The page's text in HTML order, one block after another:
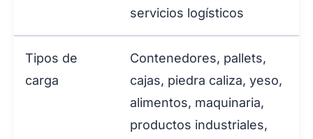
servicios logísticos
Tipos de
carga
Contenedores, pallets,
cajas, piedra caliza, yeso,
alimentos, maquinaria,
productos industriales,